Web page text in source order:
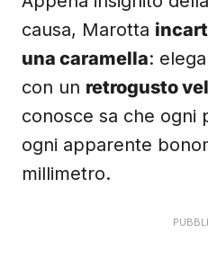
causa, Marotta
una caramella :
con un retrogusto
conosce sa che ogni
ogni apparente
millimetro.